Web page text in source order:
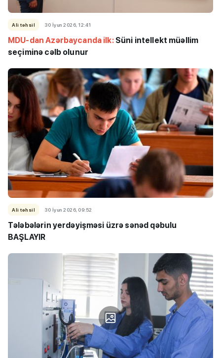
Ali təhsil 30 İyun 2026, 12:41
MDU-dan Azərbaycanda ilk:Süni intellekt müəllim
seçiminə cəlb olunur
Ali təhsil 30 İyun 2026, 09:52
Tələbələrin yerdəyişməsi üzrə sənəd qəbulu
BAŞLAYIR